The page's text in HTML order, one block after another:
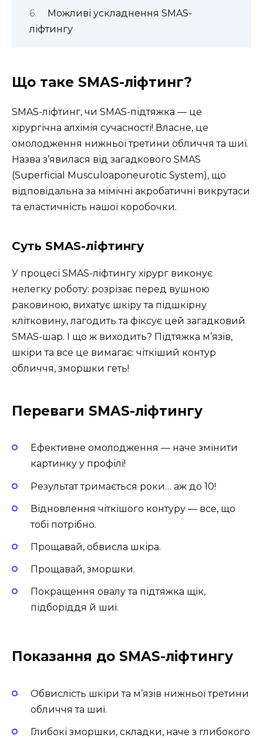
Можливі ускладнення SMAS-
ліфтингу
Що таке SMAS-ліфтинг?
SMAS-ліфтинг, чи SMAS-підтяжка — це
хірургічна алхімія сучасності! Власне, це
омолодження нижньої третини обличчя та шиї.
Назва з’явилася від загадкового SMAS
(Superficial Musculoaponeurotic System), що
відповідальна за мімічні акробатичні викрутаси
та еластичність нашої коробочки.
Суть SMAS-ліфтингу
У процесі SMAS-ліфтингу хірург виконує
нелегку роботу: розрізає перед вушною
раковиною, вихатує шкіру та підшкірну
клітковину, лагодить та фіксує цей загадковий
SMAS-шар. І що ж виходить? Підтяжка м’язів,
шкіри та все це вимагає: чіткіший контур
обличчя, зморшки геть!
Переваги SMAS-ліфтингу
Ефективне омолодження — наче змінити
картинку у профілі!
Результат тримається роки… аж до 10!
Відновлення чіткішого контуру — все, що
тобі потрібно.
Прощавай, обвисла шкіра.
Прощавай, зморшки.
Покращення овалу та підтяжка щік,
підборіддя й шиї.
Показання до SMAS-ліфтингу
Обвислість шкіри та м’язів нижньої третини
обличчя та шиї.
Глибокі зморшки, складки, наче з глибокого